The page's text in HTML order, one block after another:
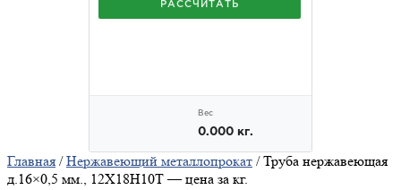
Главная /Нержавеющий металлопрокат / Труба нержавеющая
д.16×0,5 мм., 12Х18Н10Т — цена за кг.